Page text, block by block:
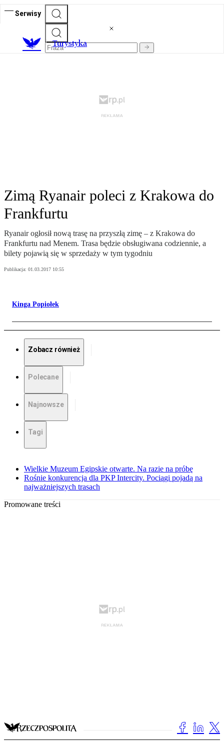
Serwisy
Turystyka
Zimą Ryanair poleci z Krakowa do
Frankfurtu
Ryanair ogłosił nową trasę na przyszłą zimę – z Krakowa do
Frankfurtu nad Menem. Trasa będzie obsługiwana codziennie, a
bilety pojawią się w sprzedaży w tym tygodniu
Publikacja: 01.03.2017 10:55
Kinga Popiołek
Zobacz również
Polecane
Najnowsze
Tagi
Wielkie Muzeum Egipskie otwarte. Na razie na próbę
Rośnie konkurencja dla PKP Intercity. Pociągi pojadą na
najważniejszych trasach
Promowane treści